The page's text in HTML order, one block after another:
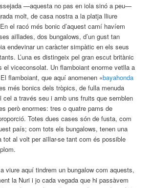
—aquesta no pas en iola sinó a peu—
molt, de casa nostra a la platja lliure
el racó més bonic d’aquest camí havíem
aïllades, dos bungalows, d’un gust tan
endevinar un caràcter simpàtic en els seus
L’una es distingeix pel gran escut britànic
el viceconsolat. Un flamboiant enorme vetlla a
flamboiant, que aquí anomenen «bayahonda
més bonics dels tròpics, de fulla menuda
cel a través seu i amb uns fruits que semblen
però enormes: tres o quatre pams de
Totes dues cases són de fusta, com
país; com tots els bungalows, tenen una
tot al volt per aïllar-se tant com és possible
viure aquí tindrem un bungalow com aquests,
la Nuri i jo cada vegada que hi passàvem